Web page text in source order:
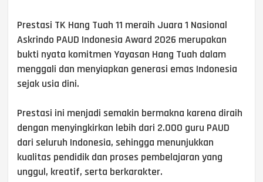
Prestasi TK Hang Tuah 11 meraih Juara 1 Nasional
Askrindo PAUD Indonesia Award 2026 merupakan
bukti nyata komitmen Yayasan Hang Tuah dalam
menggali dan menyiapkan generasi emas Indonesia
sejak usia dini.
Prestasi ini menjadi semakin bermakna karena diraih
dengan menyingkirkan lebih dari 2.000 guru PAUD
dari seluruh Indonesia, sehingga menunjukkan
kualitas pendidik dan proses pembelajaran yang
unggul, kreatif, serta berkarakter.